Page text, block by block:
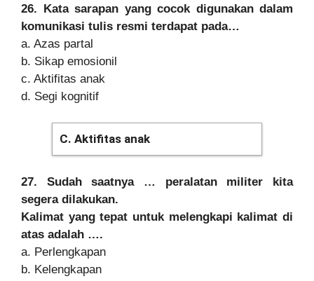
26. Kata sarapan yang cocok digunakan dalam
komunikasi tulis resmi terdapat pada…
a. Azas partal
b. Sikap emosionil
c. Aktifitas anak
d. Segi kognitif
C. Aktifitas anak
27. Sudah saatnya … peralatan militer kita
segera dilakukan.
Kalimat yang tepat untuk melengkapi kalimat di
atas adalah ….
a. Perlengkapan
b. Kelengkapan